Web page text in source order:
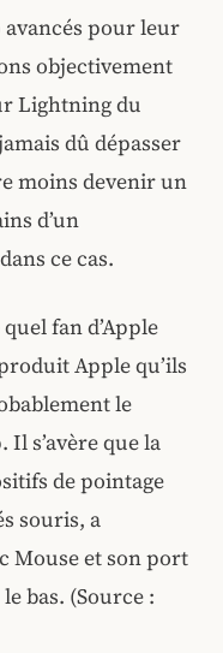
pour leur
objectivement
Lightning du
dû dépasser
moins devenir un
d’un
ce cas.
fan d’Apple
Apple qu’ils
le
Il s’avère que la
de pointage
souris, a
Mouse et son port
bas. (Source :